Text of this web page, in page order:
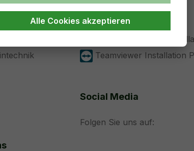
Support
Teamviewer ohne
Teamviewer Installation
Social Media
Folgen Sie uns auf:
Alle Cookies akzeptieren